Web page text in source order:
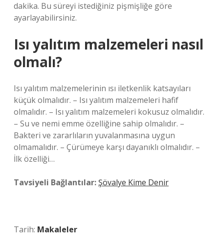
dakika. Bu süreyi istediğiniz pişmişliğe göre
ayarlayabilirsiniz.
Isı yalıtım malzemeleri nasıl
olmalı?
Isı yalıtım malzemelerinin ısı iletkenlik katsayıları
küçük olmalıdır. – Isı yalıtım malzemeleri hafif
olmalıdır. – Isı yalıtım malzemeleri kokusuz olmalıdır.
– Su ve nemi emme özelliğine sahip olmalıdır. –
Bakteri ve zararlıların yuvalanmasına uygun
olmamalıdır. – Çürümeye karşı dayanıklı olmalıdır. –
İlk özelliği…
Tavsiyeli Bağlantılar: Şövalye Kime Denir
Tarih: Makaleler